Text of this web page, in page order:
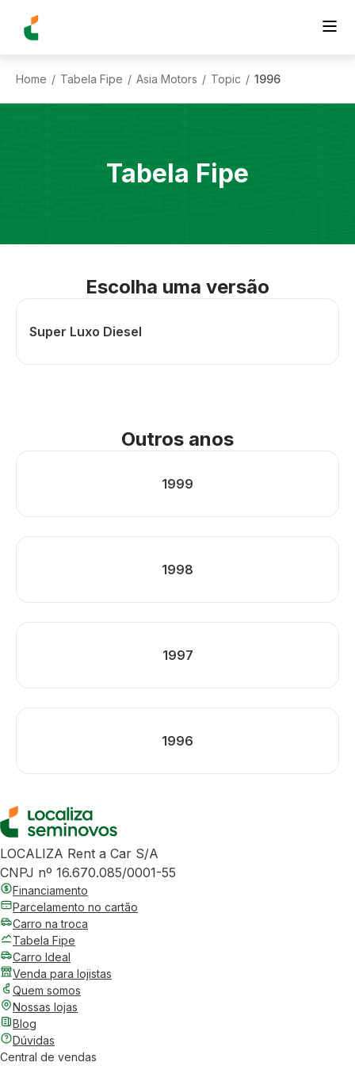
Home / Tabela Fipe / Asia Motors / Topic / 1996
Tabela Fipe
Escolha uma versão
Super Luxo Diesel
Outros anos
1999
1998
1997
1996
LOCALIZA Rent a Car S/A
CNPJ nº 16.670.085/0001-55
Financiamento
Parcelamento no cartão
Carro na troca
Tabela Fipe
Carro Ideal
Venda para lojistas
Quem somos
Nossas lojas
Blog
Dúvidas
Central de vendas